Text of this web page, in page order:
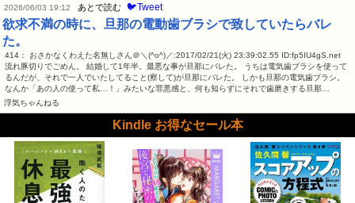
2026/06/03 19:12 あとで読む 🐦Tweet
欲求不満の時に、旦那の電動歯ブラシで致していたらバレ
た。
414： おさかなくわえた名無しさん＠＼(^o^)／:2017/02/21(火) 23:39:02.55 ID:fp5IU4gS.net
流れ豚切りでごめん。 結婚して1年半。最悪な事が旦那にバレた。 うちは電気歯ブラシを使って
るんだが、それで一人でいたしてること(察して)が旦那にバレた。 しかも旦那の電気歯ブラシ。
なんか「あの人の使って私…！」みたいな罪悪感と、何も知らずにそれで歯磨きする旦那…
浮気ちゃんねる
Kindle お得なセール本